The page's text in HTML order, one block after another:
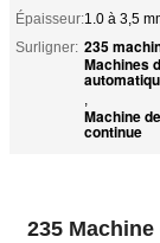
Épaisseur:1.0 à 3,5
Surligner: 235
Machines
,
Machine
continue
235